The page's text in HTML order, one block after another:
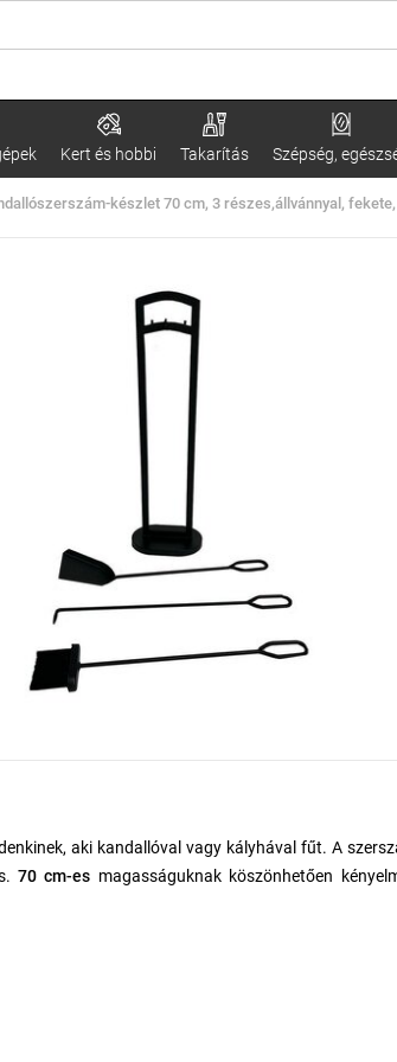
Kert és hobbi Takarítás Szépség,
készlet 70 cm, 3 részes,állvánnyal,
aki kandallóval vagy kályhával fűt. A
70 cm-es magasságuknak köszönhetően
van a stabil állványon, amely lehetővé teszi,
térben.